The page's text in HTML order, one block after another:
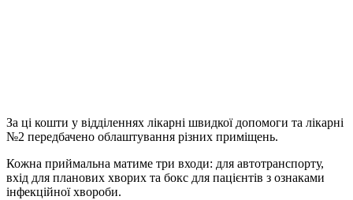
За ці кошти у відділеннях лікарні швидкої допомоги та лікарні
№2 передбачено облаштування різних приміщень.
Кожна приймальна матиме три входи: для автотранспорту,
вхід для планових хворих та бокс для пацієнтів з ознаками
інфекційної хвороби.